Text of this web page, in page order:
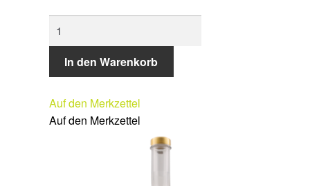
COTTA-
LIKÖR
Menge
In den Warenkorb
Auf den Merkzettel
Auf den Merkzettel